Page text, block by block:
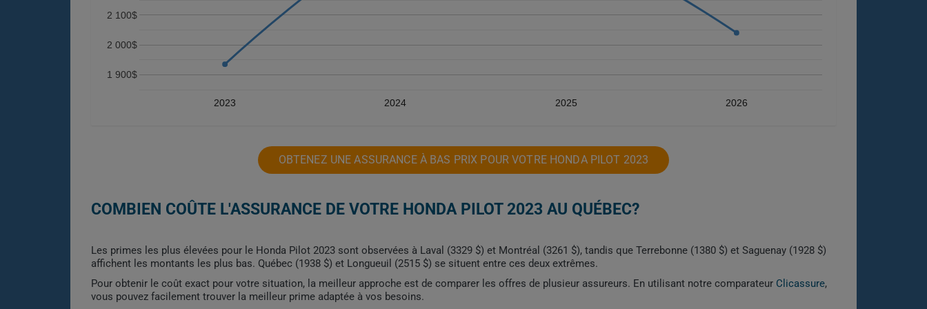
2023 2024 2025 2026
1 900$
2 000$
2 100$
OBTENEZ UNE ASSURANCE À BAS PRIX POUR VOTRE HONDA PILOT 2023
COMBIEN COÛTE L'ASSURANCE DE VOTRE HONDA PILOT 2023 AU QUÉBEC?
Les primes les plus élevées pour le Honda Pilot 2023 sont observées à Laval (3329 $) et Montréal (3261 $), tandis que Terrebonne (1380 $) et Saguenay (1928 $)
affichent les montants les plus bas. Québec (1938 $) et Longueuil (2515 $) se situent entre ces deux extrêmes.
Pour obtenir le coût exact pour votre situation, la meilleur approche est de comparer les offres de plusieur assureurs. En utilisant notre comparateur Clicassure,
vous pouvez facilement trouver la meilleur prime adaptée à vos besoins.